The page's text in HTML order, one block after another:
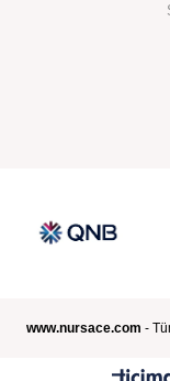
www.nursace.com -